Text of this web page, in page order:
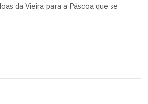
da Vieira para a Páscoa que se